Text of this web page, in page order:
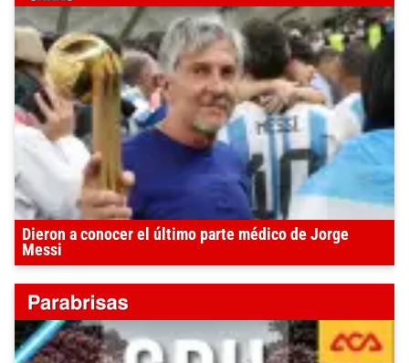
Dieron a conocer el último parte médico de Jorge
Messi